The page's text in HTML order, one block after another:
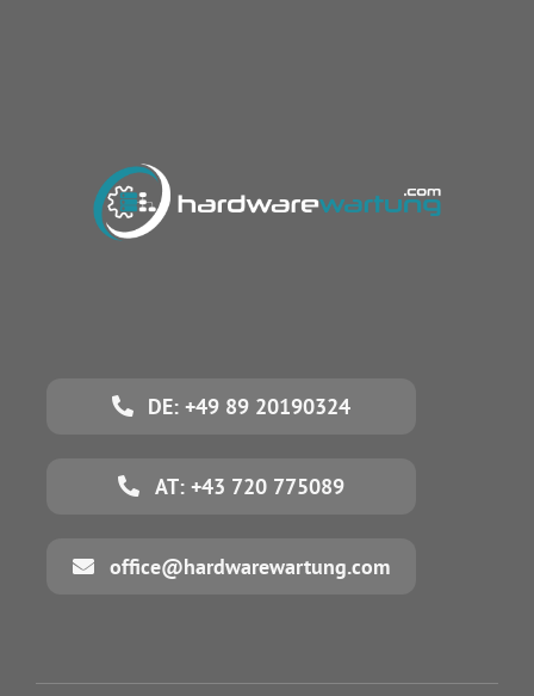
DE: +49 89 20190324
AT: +43 720 775089
office@hardwarewartung.com